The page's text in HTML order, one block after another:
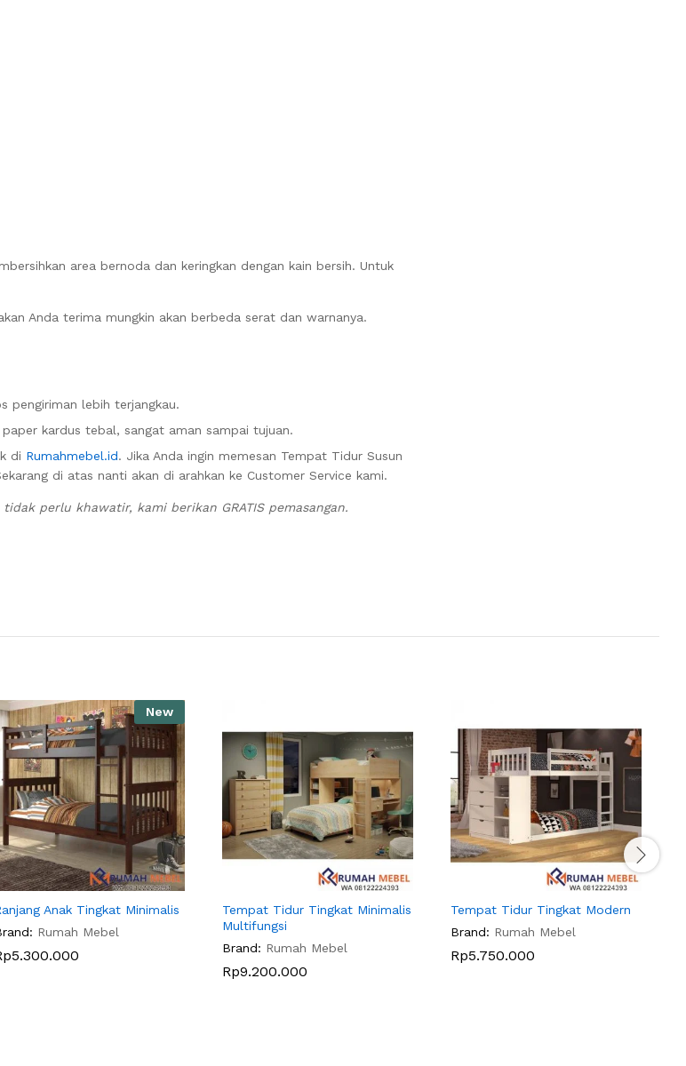
area bernoda dan keringkan dengan kain bersih. Untuk
Anda terima mungkin akan berbeda serat dan warnanya.
pengiriman lebih terjangkau.
kardus tebal, sangat aman sampai tujuan.
di Rumahmebel.id. Jika Anda ingin memesan Tempat Tidur Susun
di atas nanti akan di arahkan ke Customer Service kami.
perlu khawatir, kami berikan GRATIS pemasangan.
New
Anak Tingkat Minimalis
Rumah Mebel
5.300.000
Tempat Tidur Tingkat Minimalis
Multifungsi
Brand: Rumah Mebel
Rp9.200.000
Tempat Tidur Tingkat Modern
Brand: Rumah Mebel
Rp5.750.000